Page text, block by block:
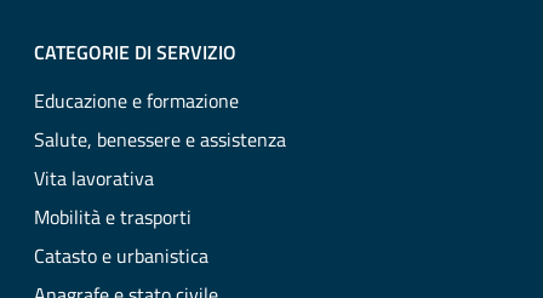
CATEGORIE DI SERVIZIO
Educazione e formazione
Salute, benessere e assistenza
Vita lavorativa
Mobilità e trasporti
Catasto e urbanistica